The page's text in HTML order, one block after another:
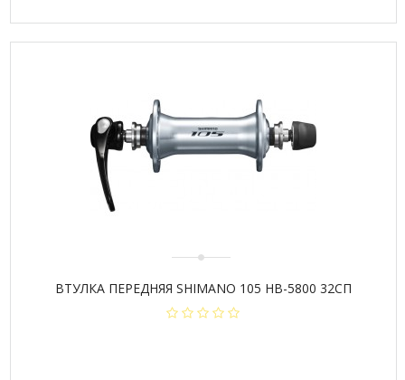
ВТУЛКА ПЕРЕДНЯЯ SHIMANO 105 HB-5800 32СП